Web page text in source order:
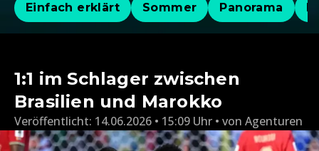
Einfach erklärt Sommer Panorama
1:1 im Schlager zwischen
Brasilien und Marokko
Veröffentlicht: 14.06.2026 • 15:09 Uhr von Agenturen